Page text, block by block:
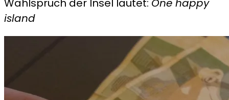
Wahlspruch der Insel lautet: One happy
island